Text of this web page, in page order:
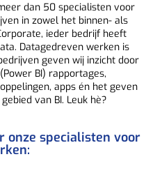
dan 50 specialisten voor
in zowel het binnen- als
ieder bedrijf heeft
Datagedreven werken is
geven wij inzicht door
BI) rapportages,
apps én het geven
van BI. Leuk hè?
onze specialisten voor